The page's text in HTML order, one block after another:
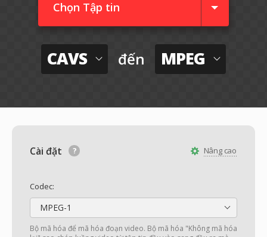
Chọn Tập tin
CAVS đến MPEG
Nâng cao
Cài đặt
Codec:
MPEG-1
Bộ mã hóa để mã hóa đoạn video. Bộ mã hóa "Không mã hóa